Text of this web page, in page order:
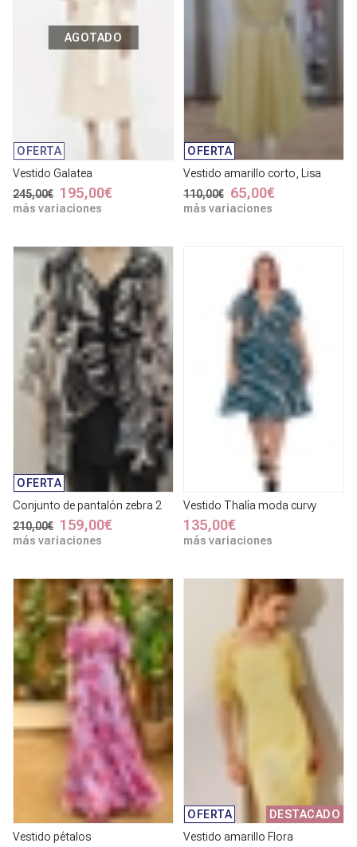
OFERTA
AGOTADO
Vestido Galatea
245,00€ 195,00€
más variaciones
OFERTA
Vestido amarillo corto, Lisa
110,00€ 65,00€
más variaciones
OFERTA
Conjunto de pantalón zebra 2
210,00€ 159,00€
más variaciones
Vestido Thalía moda curvy
135,00€
más variaciones
Vestido pétalos
OFERTA
DESTACADO
Vestido amarillo Flora